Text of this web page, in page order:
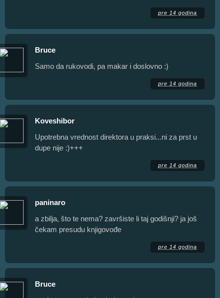
pre 14 godina
Bruce
Samo da rukovodi, pa makar i doslovno :)
pre 14 godina
Koveshibor
Upotrebna vrednost direktora u praksi...ni za prst u
dupe nije :)+++
pre 14 godina
paninaro
a zbilja, što te nema? završiste li taj godišnji? ja još
čekam presudu knjigovođe
pre 14 godina
Bruce